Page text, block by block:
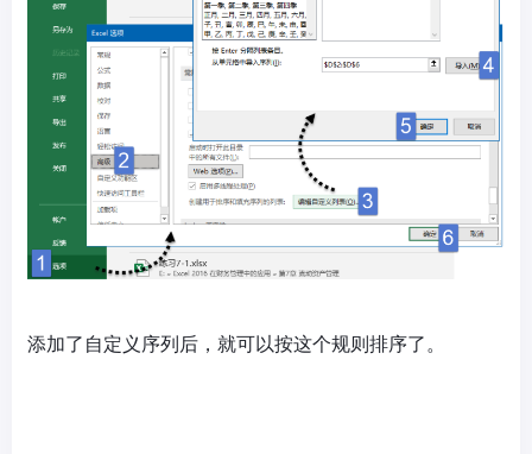
添加了自定义序列后，就可以按这个规则排序了。